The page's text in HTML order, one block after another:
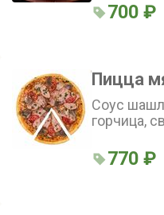
700 ₽
Пицца
Соус
горчица,
бекон,
зелень (25
770 ₽